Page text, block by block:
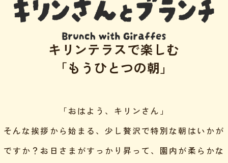
キリンテラスで楽しむ
「もうひとつの朝」
「おはよう、キリンさん」
そんな挨拶から始まる、少し贅沢で特別な朝はいかが
ですか？お日さまがすっかり昇って、園内が柔らかな